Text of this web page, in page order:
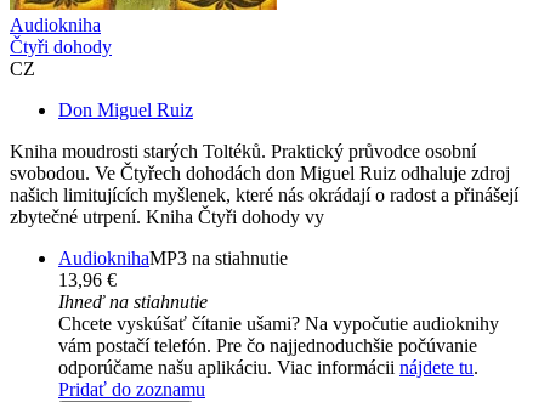
Audiokniha
Čtyři dohody
CZ
Don Miguel Ruiz
Kniha moudrosti starých Toltéků. Praktický průvodce osobní
svobodou. Ve Čtyřech dohodách don Miguel Ruiz odhaluje zdroj
našich limitujících myšlenek, které nás okrádají o radost a přinášejí
zbytečné utrpení. Kniha Čtyři dohody vy
AudioknihaMP3 na stiahnutie
13,96 €
Ihneď na stiahnutie
Chcete vyskúšať čítanie ušami? Na vypočutie audioknihy
vám postačí telefón. Pre čo najjednoduchšie počúvanie
odporúčame našu aplikáciu. Viac informácii nájdete tu.
Pridať do zoznamu